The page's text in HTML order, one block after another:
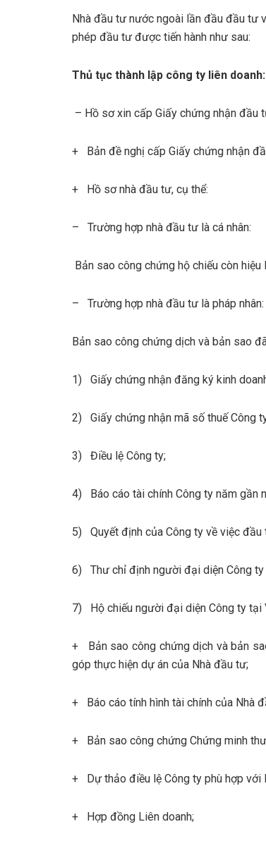
Nhà đầu tư nước ngoài lần đầu đầu tư
phép đầu tư được tiến hành như sau:
Thủ tục thành lập công ty liên doanh:
– Hồ sơ xin cấp Giấy chứng nhận đầu
+ Bản đề nghị cấp Giấy chứng nhận
+ Hồ sơ nhà đầu tư, cụ thể:
– Trường hợp nhà đầu tư là cá nhân:
Bản sao công chứng hộ chiếu còn hiệu
– Trường hợp nhà đầu tư là pháp nhân:
Bản sao công chứng dịch và bản sao
1) Giấy chứng nhận đăng ký kinh
2) Giấy chứng nhận mã số thuế Công
3) Điều lệ Công ty;
4) Báo cáo tài chính Công ty năm gần
5) Quyết định của Công ty về việc đầu
6) Thư chỉ định người đại diện Công ty
7) Hộ chiếu người đại diện Công ty tại
+ Bản sao công chứng dịch và bản
góp thực hiện dự án của Nhà đầu tư;
+ Báo cáo tính hình tài chính của Nhà
+ Bản sao công chứng Chứng minh
+ Dự thảo điều lệ Công ty phù hợp với
+ Hợp đồng Liên doanh;